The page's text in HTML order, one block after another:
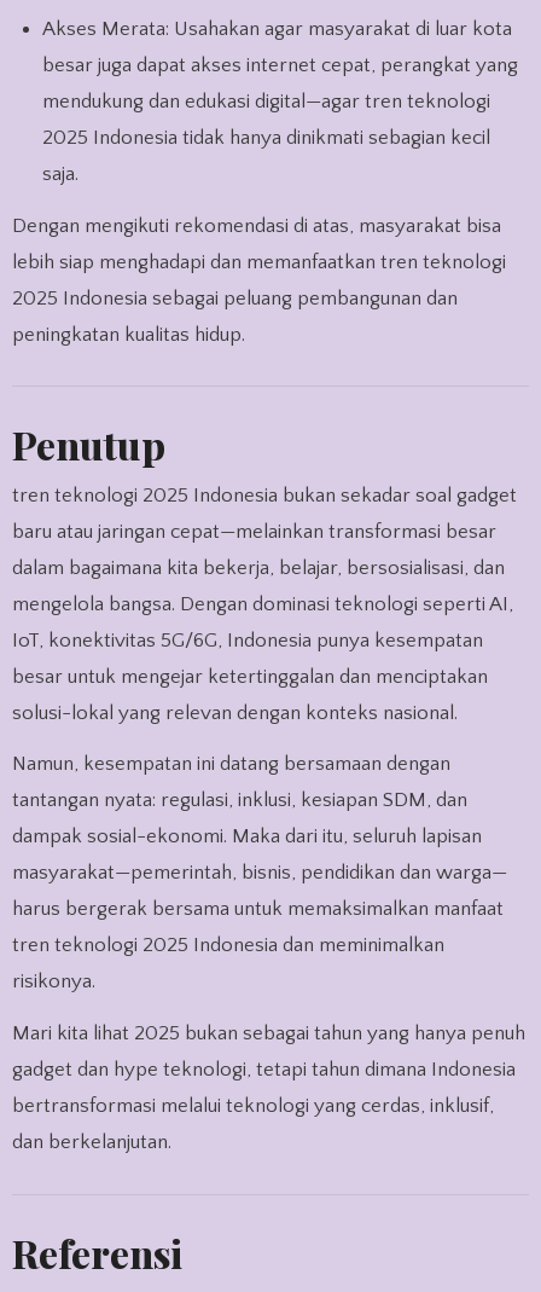
Akses Merata: Usahakan agar masyarakat di luar kota
besar juga dapat akses internet cepat, perangkat yang
mendukung dan edukasi digital—agar tren teknologi
2025 Indonesia tidak hanya dinikmati sebagian kecil
saja.
Dengan mengikuti rekomendasi di atas, masyarakat bisa
lebih siap menghadapi dan memanfaatkan tren teknologi
2025 Indonesia sebagai peluang pembangunan dan
peningkatan kualitas hidup.
Penutup
tren teknologi 2025 Indonesia bukan sekadar soal gadget
baru atau jaringan cepat—melainkan transformasi besar
dalam bagaimana kita bekerja, belajar, bersosialisasi, dan
mengelola bangsa. Dengan dominasi teknologi seperti AI,
IoT, konektivitas 5G/6G, Indonesia punya kesempatan
besar untuk mengejar ketertinggalan dan menciptakan
solusi-lokal yang relevan dengan konteks nasional.
Namun, kesempatan ini datang bersamaan dengan
tantangan nyata: regulasi, inklusi, kesiapan SDM, dan
dampak sosial-ekonomi. Maka dari itu, seluruh lapisan
masyarakat—pemerintah, bisnis, pendidikan dan warga—
harus bergerak bersama untuk memaksimalkan manfaat
tren teknologi 2025 Indonesia dan meminimalkan
risikonya.
Mari kita lihat 2025 bukan sebagai tahun yang hanya penuh
gadget dan hype teknologi, tetapi tahun dimana Indonesia
bertransformasi melalui teknologi yang cerdas, inklusif,
dan berkelanjutan.
Referensi